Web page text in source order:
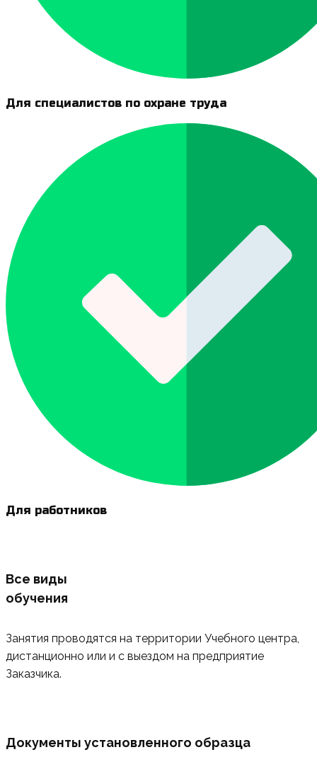
Для специалистов по охране труда
Для работников
Все виды
обучения
Занятия проводятся на территории Учебного центра,
дистанционно или и с выездом на предприятие
Заказчика.
Документы установленного образца